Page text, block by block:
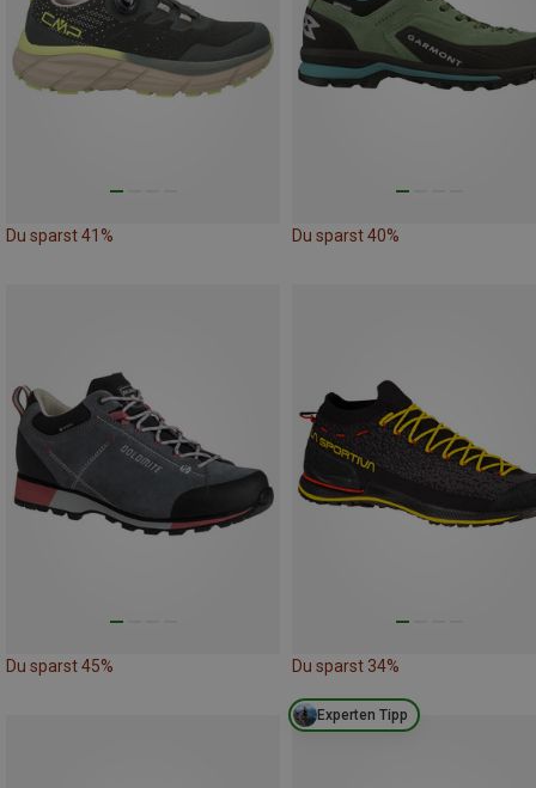
Du sparst 41% Du sparst 40%
Du sparst 45% Du sparst 34%
Experten Tipp